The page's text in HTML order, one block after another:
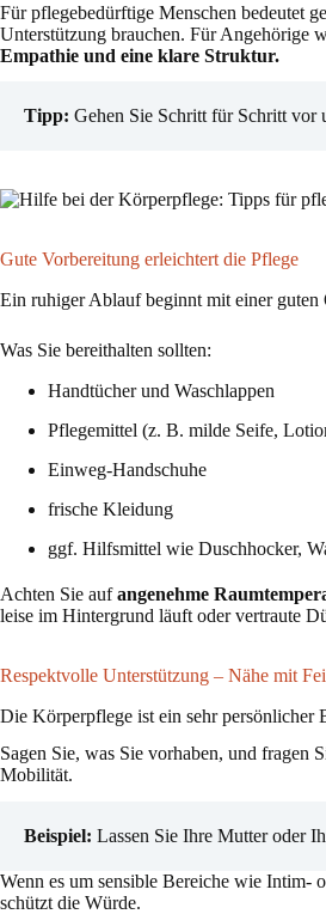
Für pflegebedürftige Menschen bedeutet
Unterstützung brauchen. Für Angehörige
Empathie und eine klare Struktur.
Tipp: Gehen Sie Schritt für Schritt vor
Gute Vorbereitung erleichtert die Pflege
Ein ruhiger Ablauf beginnt mit einer guten
Was Sie bereithalten sollten:
Handtücher und Waschlappen
Pflegemittel (z. B. milde Seife,
Einweg-Handschuhe
frische Kleidung
ggf. Hilfsmittel wie Duschhocker,
Achten Sie aufangenehme
leise im Hintergrund läuft oder vertraute
Respektvolle Unterstützung – Nähe mit
Die Körperpflege ist ein sehr persönlicher
Sagen Sie, was Sie vorhaben, und fragen
Mobilität.
Beispiel: Lassen Sie Ihre Mutter oder
Wenn es um sensible Bereiche wie Intim-
schützt die Würde.